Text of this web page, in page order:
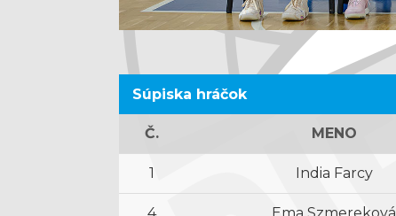
Súpiska hráčok
Č. MENO
1 India Farcy